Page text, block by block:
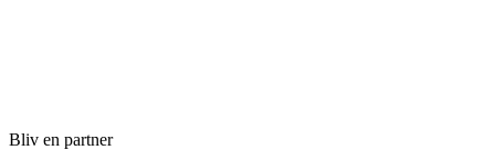
Bliv en partner